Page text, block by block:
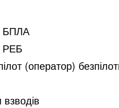
БПЛА
РЕБ
(оператор)